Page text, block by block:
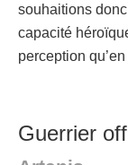
souhaitions
capacité
perception
Guerrier